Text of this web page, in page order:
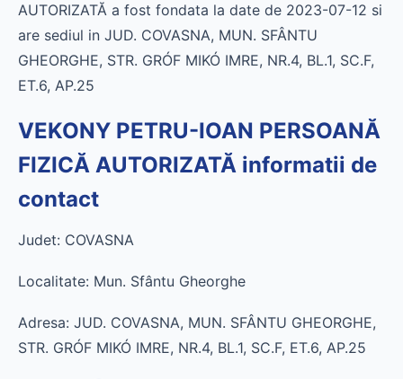
AUTORIZATĂ a fost fondata la date de 2023-07-12 si
are sediul in JUD. COVASNA, MUN. SFÂNTU
GHEORGHE, STR. GRÓF MIKÓ IMRE, NR.4, BL.1, SC.F,
ET.6, AP.25
VEKONY PETRU-IOAN PERSOANĂ
FIZICĂ AUTORIZATĂ informatii de
contact
Judet: COVASNA
Localitate: Mun. Sfântu Gheorghe
Adresa: JUD. COVASNA, MUN. SFÂNTU GHEORGHE,
STR. GRÓF MIKÓ IMRE, NR.4, BL.1, SC.F, ET.6, AP.25